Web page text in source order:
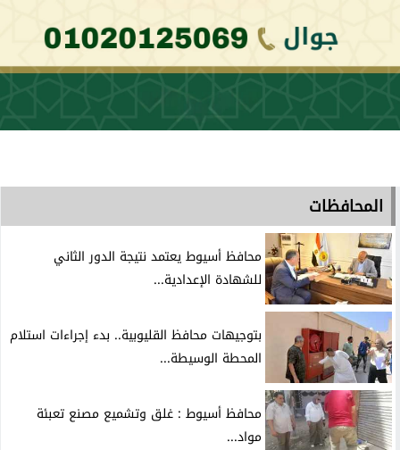
المحافظات
محافظ أسيوط يعتمد نتيجة الدور الثاني
للشهادة الإعدادية...
بتوجيهات محافظ القليوبية.. بدء إجراءات استلام
المحطة الوسيطة...
محافظ أسيوط : غلق وتشميع مصنع تعبئة
مواد...